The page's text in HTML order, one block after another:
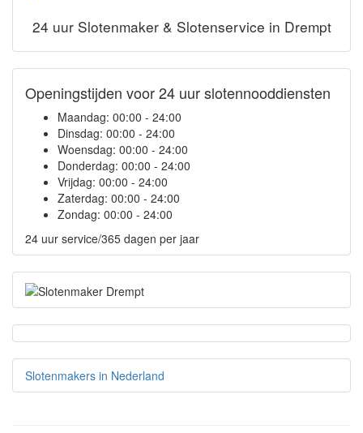
24 uur Slotenmaker & Slotenservice in Drempt
Openingstijden voor 24 uur slotennooddiensten
Maandag: 00:00 - 24:00
Dinsdag: 00:00 - 24:00
Woensdag: 00:00 - 24:00
Donderdag: 00:00 - 24:00
Vrijdag: 00:00 - 24:00
Zaterdag: 00:00 - 24:00
Zondag: 00:00 - 24:00
24 uur service/365 dagen per jaar
Slotenmakers in Nederland